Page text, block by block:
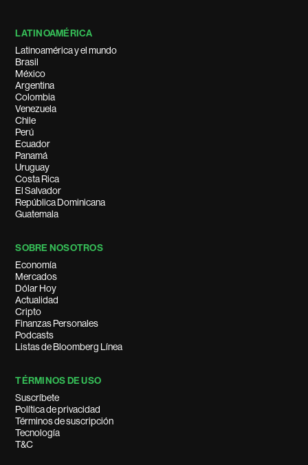
LATINOAMÉRICA
Latinoamérica y el mundo
Brasil
México
Argentina
Colombia
Venezuela
Chile
Perú
Ecuador
Panamá
Uruguay
Costa Rica
El Salvador
República Dominicana
Guatemala
SOBRE NOSOTROS
Economía
Mercados
Dólar Hoy
Actualidad
Cripto
Finanzas Personales
Podcasts
Listas de Bloomberg Línea
TÉRMINOS DE USO
Suscríbete
Política de privacidad
Términos de suscripción
Tecnología
T&C